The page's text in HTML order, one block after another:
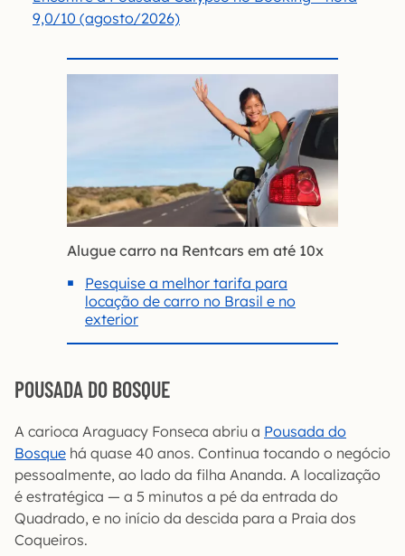
9,0/10 (agosto/2026)
Alugue carro na Rentcars em até 10x
Pesquise a melhor tarifa para
locação de carro no Brasil e no
exterior
POUSADA DO BOSQUE
A carioca Araguacy Fonseca abriu a Pousada do
Bosque há quase 40 anos. Continua tocando o negócio
pessoalmente, ao lado da filha Ananda. A localização
é estratégica — a 5 minutos a pé da entrada do
Quadrado, e no início da descida para a Praia dos
Coqueiros.